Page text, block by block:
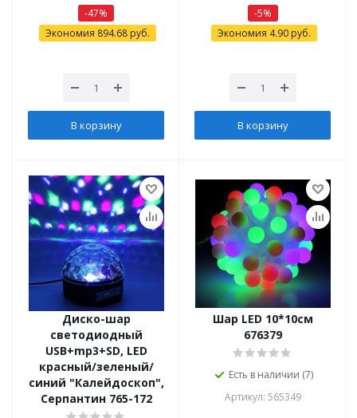
-47%
Экономия 894.68руб.
В корзину
-5%
Экономия 4.90руб.
В корзину
Диско-шар
светодиодный
USB+mp3+SD, LED
красный/зеленый/
синий "Калейдоскоп",
Серпантин 765-172
Шар LED 10*10см
676379
Есть в наличии (7)
Артикул: 565349